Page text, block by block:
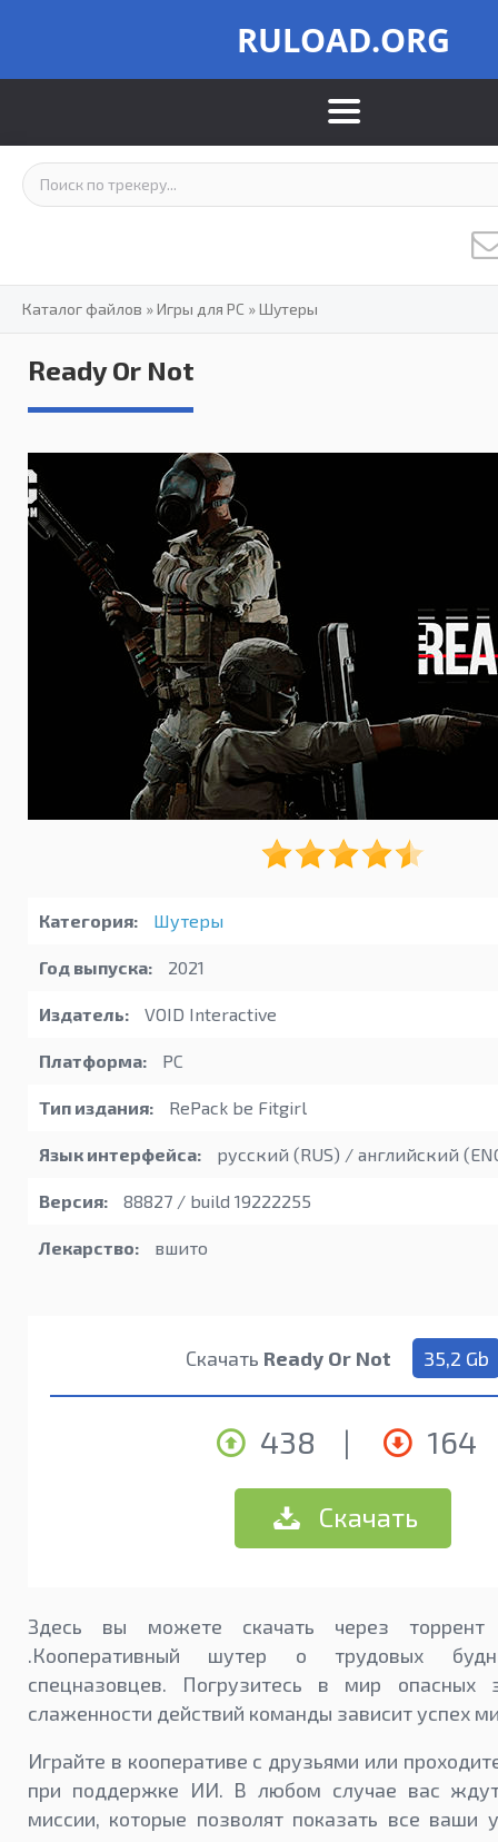
RULOAD.ORG
Каталог файлов »Игры для PC »Шутеры
Ready Or Not
Категория: Шутеры
Год выпуска: 2021
Издатель: VOID Interactive
Платформа: PC
Тип издания: RePack be Fitgirl
Язык интерфейса: русский (RUS) / английский
Версия: 88827 / build 19222255
Лекарство: вшито
Скачать Ready Or Not 35,2 Gb
438 | 164
Скачать
Здесь вы можете скачать через
.Кооперативный шутер о трудовых
спецназовцев. Погрузитесь в мир опасных
слаженности действий команды зависит успех
Играйте в кооперативе с друзьями или
при поддержке ИИ. В любом случае вас ждут
миссии, которые позволят показать все ваши